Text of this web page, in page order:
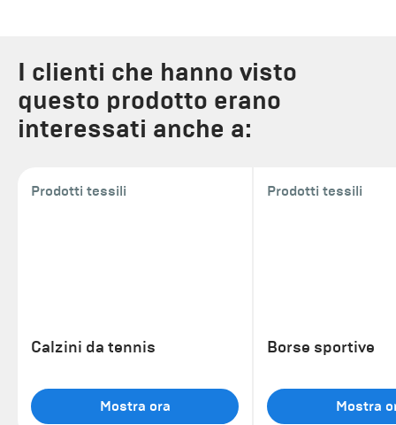
I clienti che hanno visto
questo prodotto erano
interessati anche a:
Prodotti tessili
Calzini da tennis
Mostra ora
Prodotti tessili
Borse sportive
Mostra